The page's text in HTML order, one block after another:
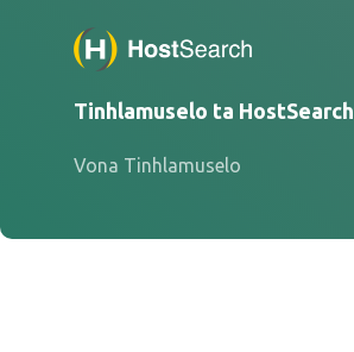
Tinhlamuselo ta HostSearch
Vona Tinhlamuselo